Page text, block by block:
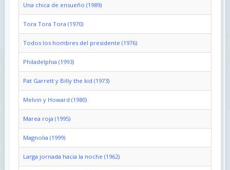
Una chica de ensueño (1989)
Tora Tora Tora (1970)
Todos los hombres del presidente (1976)
Philadelphia (1993)
Pat Garrett y Billy the kid (1973)
Melvin y Howard (1980)
Marea roja (1995)
Magnolia (1999)
Larga jornada hacia la noche (1962)